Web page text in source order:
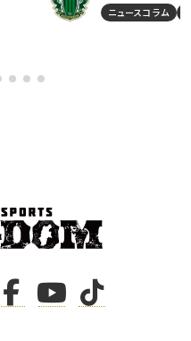
ニュースコラム